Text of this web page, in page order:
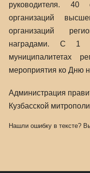
руководителя. 40
организаций
организаций
наградами. С 1
муниципалитетах
мероприятия ко Дню
Администрация
Кузбасской
Нашли ошибку в тексте?